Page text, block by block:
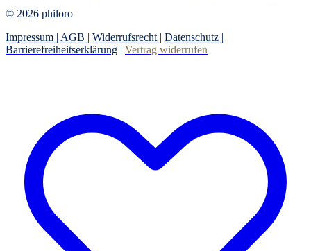
© 2026 philoro
Impressum | AGB | Widerrufsrecht | Datenschutz |
Barrierefreiheitserklärung | Vertrag widerrufen